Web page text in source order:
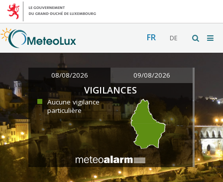
FR DE
08/08/2026 09/08/2026
VIGILANCES
Aucune vigilance
particulière